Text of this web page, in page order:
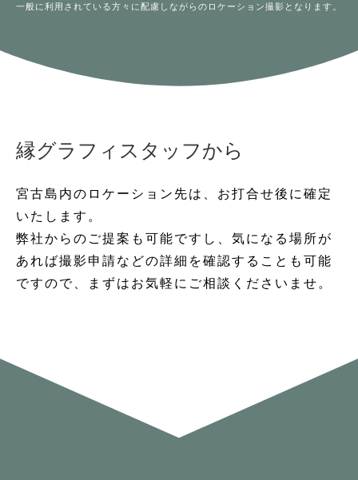
一般に利用されている方々に配慮しながらのロケーション撮影となります。
縁グラフィスタッフから
宮古島内のロケーション先は、お打合せ後に確定
いたします。
弊社からのご提案も可能ですし、気になる場所が
あれば撮影申請などの詳細を確認することも可能
ですので、まずはお気軽にご相談くださいませ。